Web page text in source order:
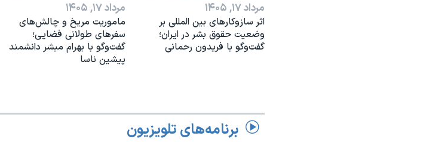
مرداد ۱۷, ۱۴۰۵
اثر ساز‌و‌کارهای بین المللی بر
وضعیت حقوق بشر در ایران؛
گفت‌وگو با فریدون رحمانی
مرداد ۱۷, ۱۴۰۵
ماموریت مریخ و چالش‌های
سفرهای طولانی فضایی؛
گفت‌وگو با بهرام مبشر دانشمند
پیشین ناسا
برنامه‌های تلویزیون